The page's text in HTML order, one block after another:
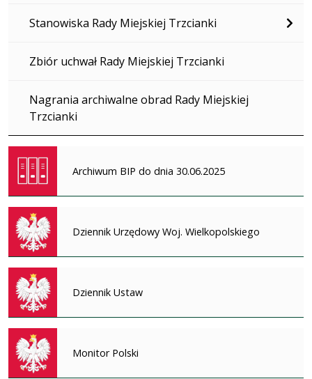
Stanowiska Rady Miejskiej Trzcianki
Zbiór uchwał Rady Miejskiej Trzcianki
Nagrania archiwalne obrad Rady Miejskiej
Trzcianki
Archiwum BIP do dnia 30.06.2025
Dziennik Urzędowy Woj. Wielkopolskiego
Dziennik Ustaw
Monitor Polski